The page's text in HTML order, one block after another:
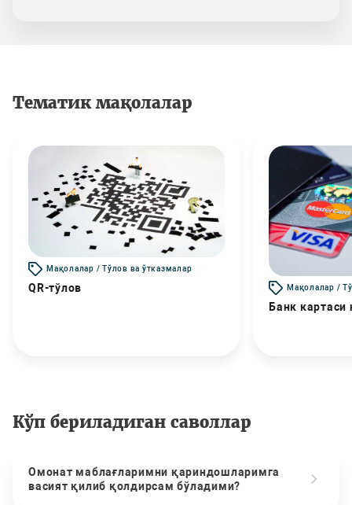
Тематик мақолалар
Мақолалар / Тўлов ва ўтказмалар
QR-тўлов Мақолалар /
Банк картаси
Кўп бериладиган саволлар
Омонат маблағларимни қариндошларимга
васият қилиб қолдирсам бўладими?